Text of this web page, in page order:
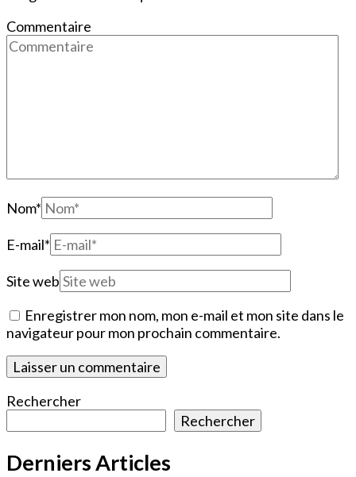
Commentaire
Nom*
E-mail*
Site web
Enregistrer mon nom, mon e-mail et mon site dans le
navigateur pour mon prochain commentaire.
Rechercher
Rechercher
Derniers Articles